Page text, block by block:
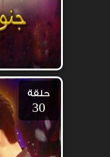
حلقة
30